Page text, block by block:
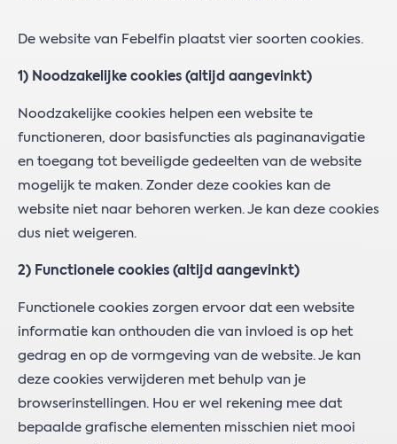
De website van Febelfin plaatst vier soorten cookies.
1) Noodzakelijke cookies (altijd aangevinkt)
Noodzakelijke cookies helpen een website te
functioneren, door basisfuncties als paginanavigatie
en toegang tot beveiligde gedeelten van de website
mogelijk te maken. Zonder deze cookies kan de
website niet naar behoren werken. Je kan deze cookies
dus niet weigeren.
2) Functionele cookies (altijd aangevinkt)
Functionele cookies zorgen ervoor dat een website
informatie kan onthouden die van invloed is op het
gedrag en op de vormgeving van de website. Je kan
deze cookies verwijderen met behulp van je
browserinstellingen. Hou er wel rekening mee dat
bepaalde grafische elementen misschien niet mooi